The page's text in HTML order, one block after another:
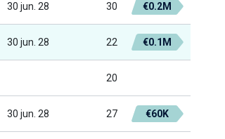
30 jun. 28 30 €0.2M
30 jun. 28 22 €0.1M
20
30 jun. 28 27 €60K